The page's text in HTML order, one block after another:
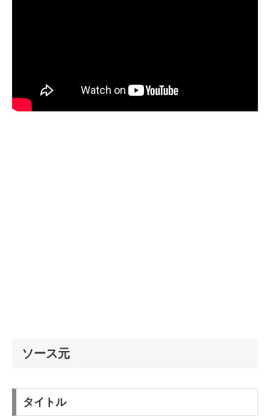
ソース元
タイトル